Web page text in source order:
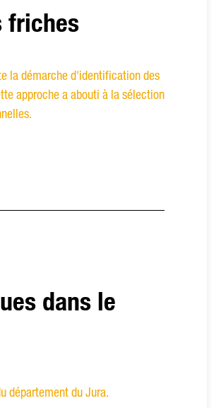
friches
la démarche d'identification des
approche a abouti à la sélection
dans le
département du Jura.